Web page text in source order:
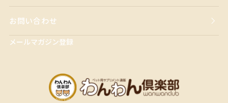
お問い合わせ
メールマガジン登録